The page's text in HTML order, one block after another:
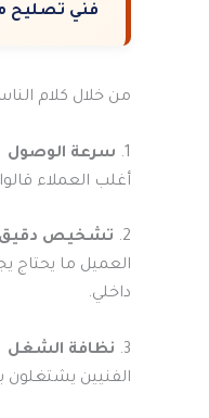
فني تصليح
من خلال كلام
1.
سرعة الوصول
أغلب العملاء
2.
تشخيص دقيق
داخلي.
3.
نظافة الشغل
الفنيين يشتغلون